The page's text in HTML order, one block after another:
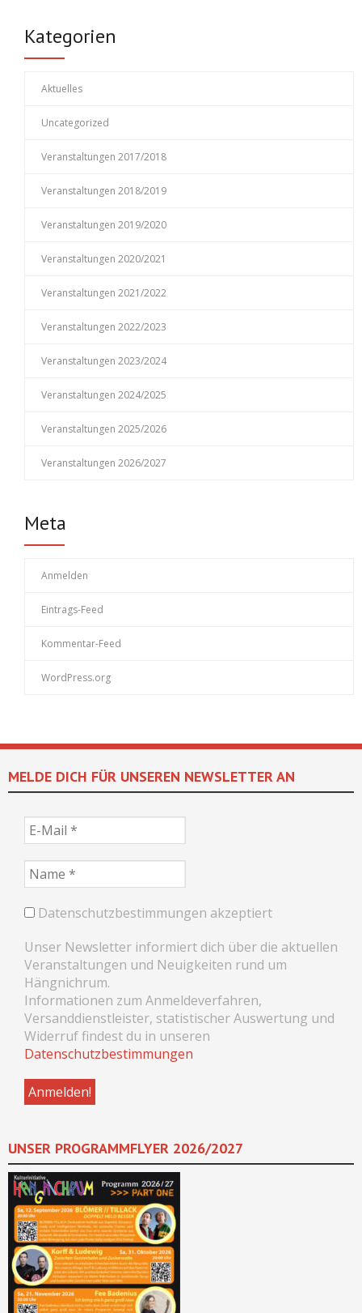
Kategorien
Aktuelles
Uncategorized
Veranstaltungen 2017/2018
Veranstaltungen 2018/2019
Veranstaltungen 2019/2020
Veranstaltungen 2020/2021
Veranstaltungen 2021/2022
Veranstaltungen 2022/2023
Veranstaltungen 2023/2024
Veranstaltungen 2024/2025
Veranstaltungen 2025/2026
Veranstaltungen 2026/2027
Meta
Anmelden
Eintrags-Feed
Kommentar-Feed
WordPress.org
MELDE DICH FÜR UNSEREN NEWSLETTER AN
Datenschutzbestimmungen akzeptiert
Unser Newsletter informiert dich über die aktuellen
Veranstaltungen und Neuigkeiten rund um
Hängnichrum.
Informationen zum Anmeldeverfahren,
Versanddienstleister, statistischer Auswertung und
Widerruf findest du in unseren
Datenschutzbestimmungen
UNSER PROGRAMMFLYER 2026/2027